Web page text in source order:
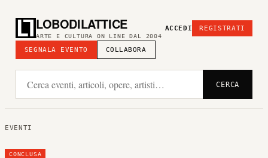
LOBODILATTICE
ARTE E CULTURA ON LINE DAL 2004
SEGNALA EVENTO COLLABORA
ACCEDI REGISTRATI
CERCA
EVENTI
CONCLUSA